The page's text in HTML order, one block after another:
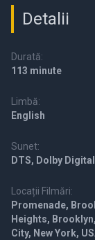
Detalii
Durată:
113 minute
Limbă:
English
Sunet:
DTS, Dolby Digital
Locații Filmări:
Promenade,
Heights,
City, New York,